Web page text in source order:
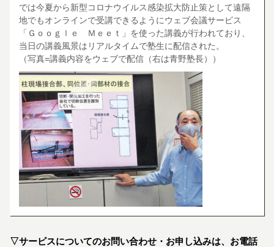
では今夏から新型コロナウイルス感染拡大防止策として遠隔
地でもオンラインで受講できるようにウェブ会議サービス
「Ｇｏｏｇｌｅ Ｍｅｅｔ」を使った講義が行われており、
当日の講義風景はリアルタイムで塾生に配信された。
（写真=講義内容をウェブで配信（右は青野塾長））
▽サービスについてのお問い合わせ・お申し込みは、お電話